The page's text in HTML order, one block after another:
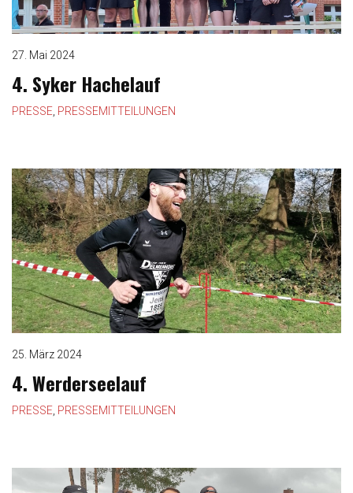
27. Mai 2024
4. Syker Hachelauf
PRESSE PRESSEMITTEILUNGEN
25. März 2024
4. Werderseelauf
PRESSE PRESSEMITTEILUNGEN